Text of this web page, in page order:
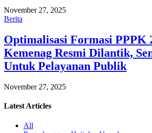
November 27, 2025
Berita
Optimalisasi Formasi PPPK
Kemenag Resmi Dilantik,
Untuk Pelayanan Publik
November 27, 2025
Latest Articles
All